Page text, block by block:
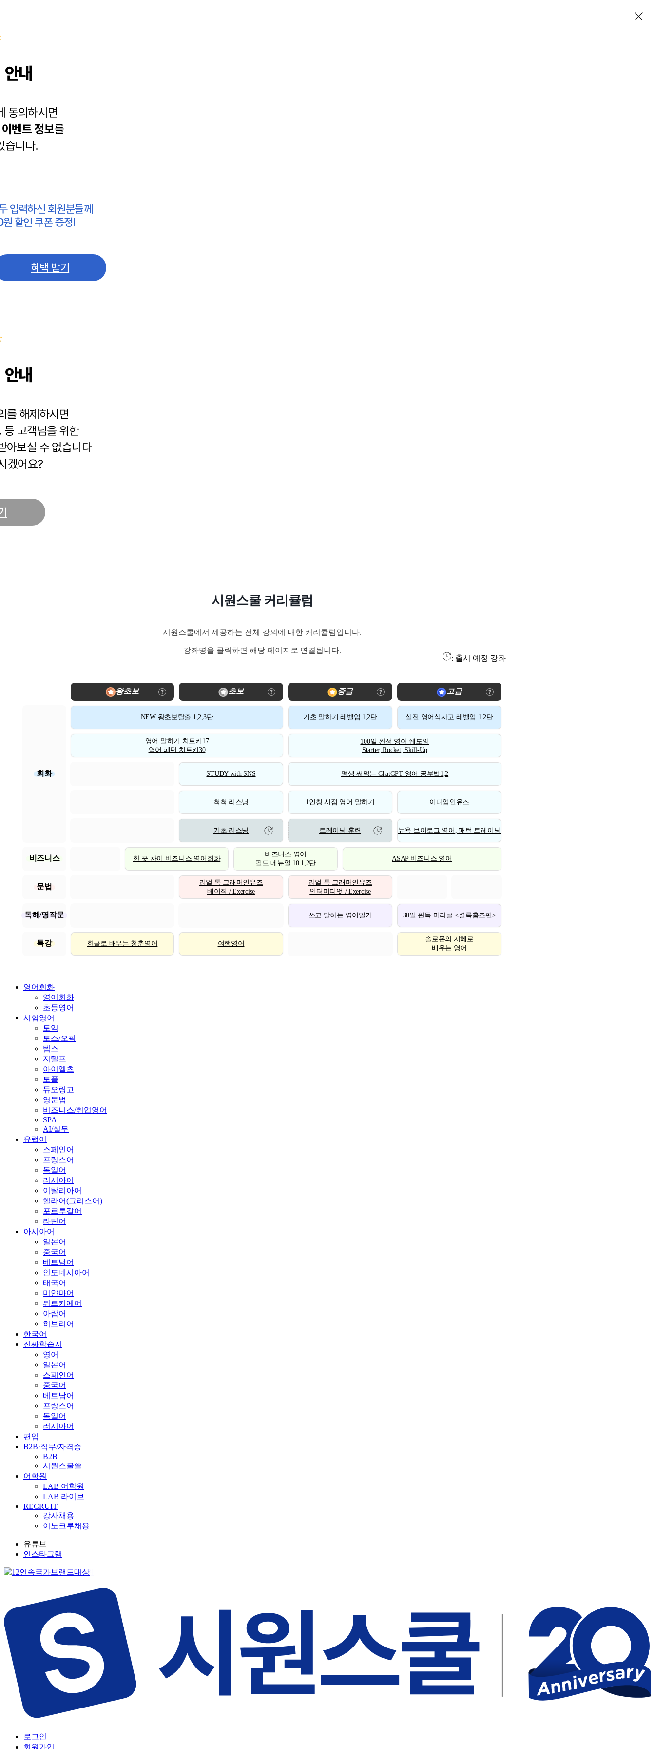
내
동의하시면
이벤트 정보를
습니다.
입력하신 회원분들께
할인 쿠폰 증정!
혜택 받기
내
를 해제하시면
등 고객님을 위한
아보실 수 없습니다
겠어요?
시원스쿨 커리큘럼
시원스쿨에서 제공하는 전체 강의에 대한 커리큘럼입니다.
강좌명을 클릭하면 해당 페이지로 연결됩니다.
: 출시 예정 강좌
왕초보 초보 중급 고급
회화
NEW 왕초보탈출 1,2,3탄 기초 말하기 레벨업 1,2탄 실전 영어식사고 레벨업 1,2탄
영어 말하기 치트키17
영어 패턴 치트키30
100일 완성 영어 쉐도잉
Starter, Rocket, Skill-Up
STUDY with SNS 평생 써먹는 ChatGPT 영어 공부법1,2
척척 리스닝 1인칭 시점 영어 말하기 이디엄인유즈
기초 리스닝 트레이닝 훈련 뉴욕 브이로그 영어, 패턴 트레이닝
비즈니스 한 끗 차이 비즈니스 영어회화
비즈니스 영어
필드 메뉴얼 10 1,2탄
ASAP 비즈니스 영어
문법
리얼 톡 그래머인유즈
베이직 / Exercise
리얼 톡 그래머인유즈
인터미디엇 / Exercise
독해/영작문 쓰고 말하는 영어일기 30일 완독 미라클 <셜록홈즈편>
특강 한글로 배우는 청춘영어 여행영어
솔로몬의 지혜로
배우는 영어
영어회화
영어회화
초등영어
시험영어
토익
토스/오픽
텝스
지텔프
아이엘츠
토플
듀오링고
영문법
비즈니스/취업영어
SPA
AI/실무
유럽어
스페인어
프랑스어
독일어
러시아어
이탈리아어
헬라어(그리스어)
포르투갈어
라틴어
아시아어
일본어
중국어
베트남어
인도네시아어
태국어
미얀마어
튀르키예어
아랍어
히브리어
한국어
진짜학습지
영어
일본어
스페인어
중국어
베트남어
프랑스어
독일어
러시아어
편입
B2B·직무/자격증
B2B
시원스쿨쓸
어학원
LAB 어학원
LAB 라이브
RECRUIT
강사채용
이노크루채용
유튜브
인스타그램
로그인
회원가입